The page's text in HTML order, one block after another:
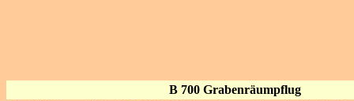
B 700 Grabenräumpflug